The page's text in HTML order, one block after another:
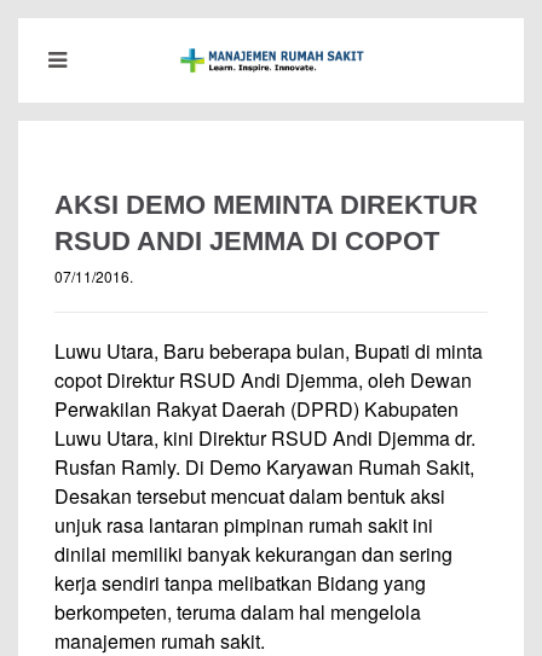
AKSI DEMO MEMINTA DIREKTUR
RSUD ANDI JEMMA DI COPOT
07/11/2016.
Luwu Utara, Baru beberapa bulan, Bupati di minta
copot Direktur RSUD Andi Djemma, oleh Dewan
Perwakilan Rakyat Daerah (DPRD) Kabupaten
Luwu Utara, kini Direktur RSUD Andi Djemma dr.
Rusfan Ramly. Di Demo Karyawan Rumah Sakit,
Desakan tersebut mencuat dalam bentuk aksi
unjuk rasa lantaran pimpinan rumah sakit ini
dinilai memiliki banyak kekurangan dan sering
kerja sendiri tanpa melibatkan Bidang yang
berkompeten, teruma dalam hal mengelola
manajemen rumah sakit.